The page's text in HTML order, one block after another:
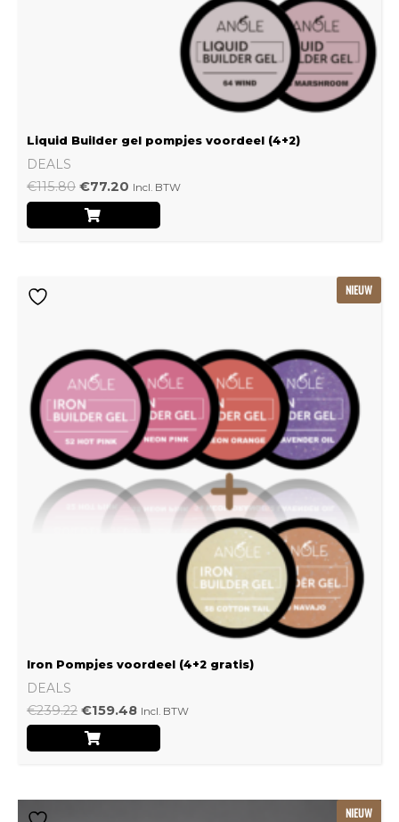
Liquid Builder gel pompjes voordeel (4+2)
DEALS
€115.80 €77.20 Incl. BTW
NIEUW
Iron Pompjes voordeel (4+2 gratis)
DEALS
€239.22 €159.48 Incl. BTW
NIEUW